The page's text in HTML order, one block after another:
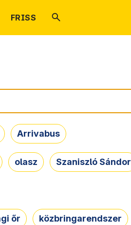
FRISS
Arrivabus
olasz Szaniszló Sándor
őr közbringarendszer